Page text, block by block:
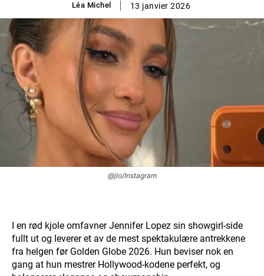
Léa Michel 13 janvier 2026
@jlo/Instagram
I en rød kjole omfavner Jennifer Lopez sin showgirl-side
fullt ut og leverer et av de mest spektakulære antrekkene
fra helgen før Golden Globe 2026. Hun beviser nok en
gang at hun mestrer Hollywood-kodene perfekt, og